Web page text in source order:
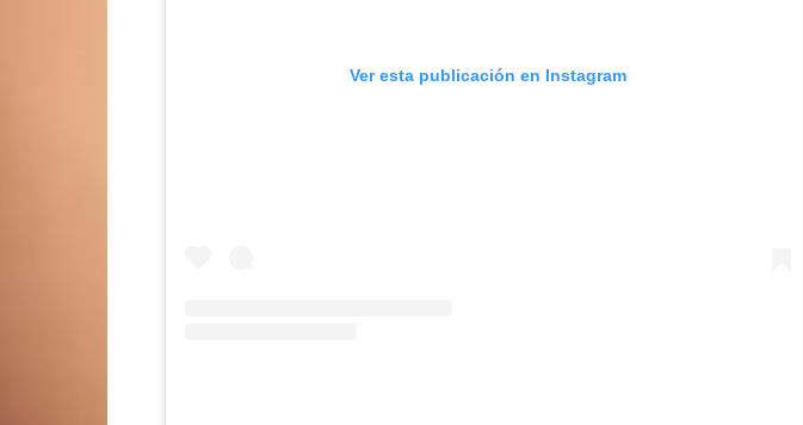
Ver esta publicación en Instagram